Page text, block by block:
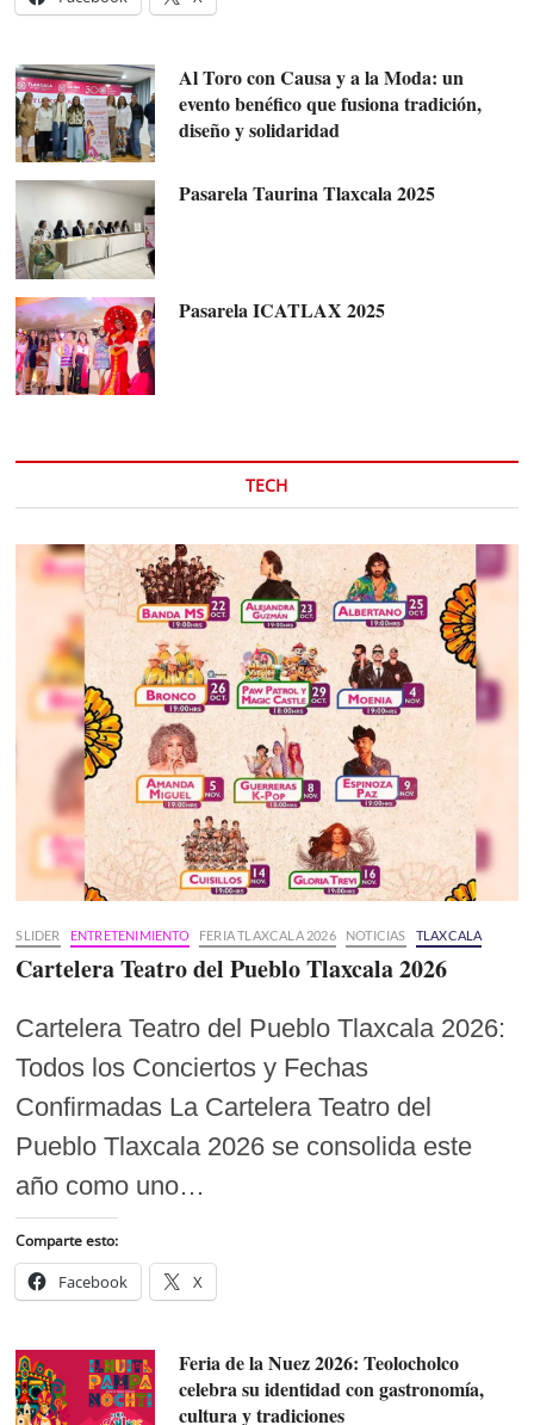
Al Toro con Causa y a la Moda: un
evento benéfico que fusiona tradición,
diseño y solidaridad
Pasarela Taurina Tlaxcala 2025
Pasarela ICATLAX 2025
TECH
SLIDER ENTRETENIMIENTO FERIA TLAXCALA 2026 NOTICIAS TLAXCALA
Cartelera Teatro del Pueblo Tlaxcala 2026
Cartelera Teatro del Pueblo Tlaxcala 2026:
Todos los Conciertos y Fechas
Confirmadas La Cartelera Teatro del
Pueblo Tlaxcala 2026 se consolida este
año como uno…
Comparte esto:
Facebook X
Feria de la Nuez 2026: Teolocholco
celebra su identidad con gastronomía,
cultura y tradiciones